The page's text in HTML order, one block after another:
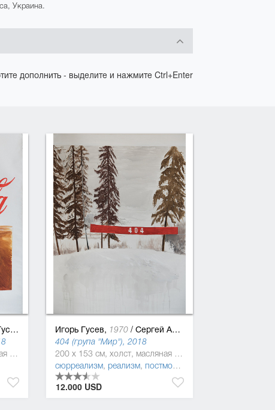
Украина.
дополнить - выделите и нажмите Ctrl+Enter
200 x 150 см, холст, масляная краска
Игорь Гусев, 1970 / Сергей Ануфриев
404 (група "Мир"), 2018
200 x 153 см, холст, масляная краска
сюрреализм, реализм, постмодернизм
12.000 USD